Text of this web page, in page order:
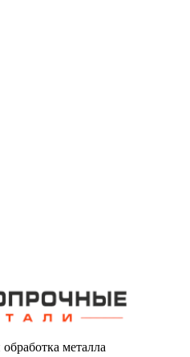
металла